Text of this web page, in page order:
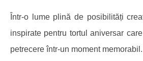
Într-o lume plină de posibilități
inspirate pentru tortul aniversar
petrecere într-un moment memorabil.